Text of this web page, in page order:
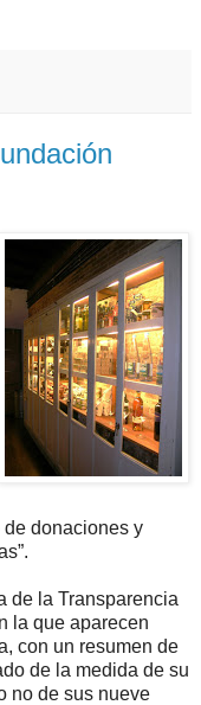
donaciones y
de la Transparencia
la que aparecen
con un resumen de
de la medida de su
no de sus nueve